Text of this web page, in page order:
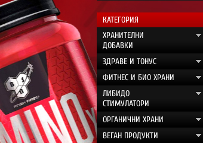
КАТЕГОРИЯ
ХРАНИТЕЛНИ
ДОБАВКИ
ЗДРАВЕ И ТОНУС
ФИТНЕС И БИО ХРАНИ
ЛИБИДО
СТИМУЛАТОРИ
ОРГАНИЧНИ ХРАНИ
ВЕГАН ПРОДУКТИ